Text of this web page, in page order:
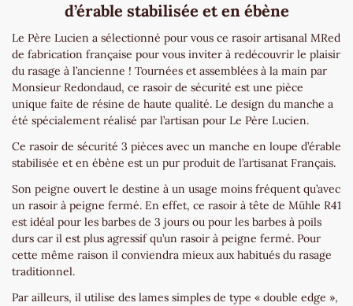
d’érable stabilisée et en ébène
Le Père Lucien a sélectionné pour vous ce rasoir artisanal MRed
de fabrication française pour vous inviter à redécouvrir le plaisir
du rasage à l’ancienne ! Tournées et assemblées à la main par
Monsieur Redondaud, ce rasoir de sécurité est une pièce
unique faite de résine de haute qualité. Le design du manche a
été spécialement réalisé par l’artisan pour Le Père Lucien.
Ce rasoir de sécurité 3 pièces avec un manche en loupe d’érable
stabilisée et en ébène est un pur produit de l’artisanat Français.
Son peigne ouvert le destine à un usage moins fréquent qu’avec
un rasoir à peigne fermé. En effet, ce rasoir à tête de Mühle R41
est idéal pour les barbes de 3 jours ou pour les barbes à poils
durs car il est plus agressif qu’un rasoir à peigne fermé. Pour
cette même raison il conviendra mieux aux habitués du rasage
traditionnel.
Par ailleurs, il utilise des lames simples de type « double edge »,